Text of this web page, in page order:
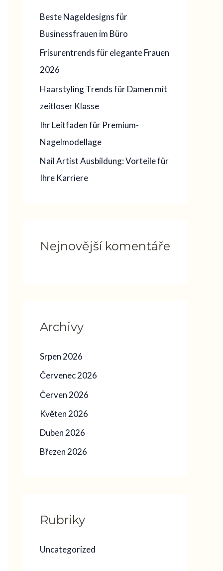
a
t
p
r
o
:
Beste Nageldesigns für
Businessfrauen im Büro
Frisurentrends für elegante Frauen
2026
Haarstyling Trends für Damen mit
zeitloser Klasse
Ihr Leitfaden für Premium-
Nagelmodellage
Nail Artist Ausbildung: Vorteile für
Ihre Karriere
Nejnovější komentáře
Archivy
Srpen 2026
Červenec 2026
Červen 2026
Květen 2026
Duben 2026
Březen 2026
Rubriky
Uncategorized